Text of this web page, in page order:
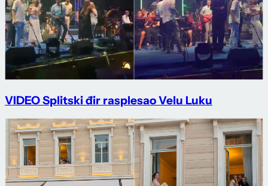
VIDEO Splitski đir rasplesao Velu Luku